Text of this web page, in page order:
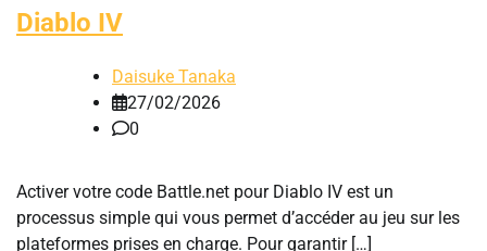
Diablo IV
Daisuke Tanaka
27/02/2026
0
Activer votre code Battle.net pour Diablo IV est un
processus simple qui vous permet d’accéder au jeu sur les
plateformes prises en charge. Pour garantir […]